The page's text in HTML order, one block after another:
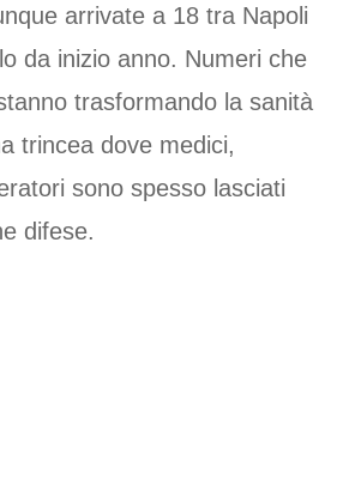
arrivate a 18 tra Napoli
da inizio anno. Numeri che
trasformando la sanità
trincea dove medici,
sono spesso lasciati
difese.